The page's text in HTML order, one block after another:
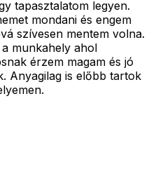
tapasztalatom legyen.
mondani és engem
szívesen mentem volna.
munkahely ahol
érzem magam és jó
Anyagilag is előbb tartok